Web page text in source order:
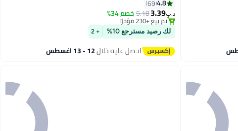
4.8
69
د.ب‏3.39
5.18خصم 34%
أقل سعر في 7 يوم
تم بيع +230 مؤخرًا
#5 في الصابون
لك رصيد مسترجع 10% + 2
احصل عليه خلال12 - 13 اغسطس